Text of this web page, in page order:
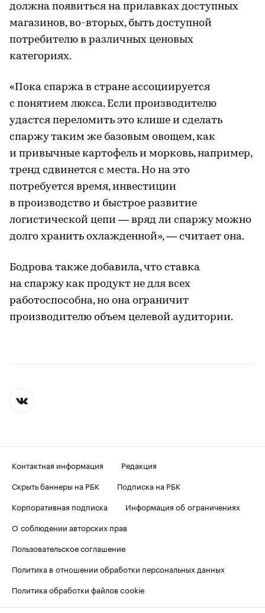
должна появиться на прилавках доступных
магазинов, во-вторых, быть доступной
потребителю в различных ценовых
категориях.
«Пока спаржа в стране ассоциируется
с понятием люкса. Если производителю
удастся переломить это клише и сделать
спаржу таким же базовым овощем, как
и привычные картофель и морковь, например,
тренд сдвинется с места. Но на это
потребуется время, инвестиции
в производство и быстрое развитие
логистической цепи — вряд ли спаржу можно
долго хранить охлажденной», — считает она.
Бодрова также добавила, что ставка
на спаржу как продукт не для всех
работоспособна, но она ограничит
производителю объем целевой аудитории.
Контактная информация
Редакция
Скрыть баннеры на РБК
Подписка на РБК
Корпоративная подписка
Информация об ограничениях
О соблюдении авторских прав
Пользовательское соглашение
Политика в отношении обработки персональных данных
Политика обработки файлов cookie